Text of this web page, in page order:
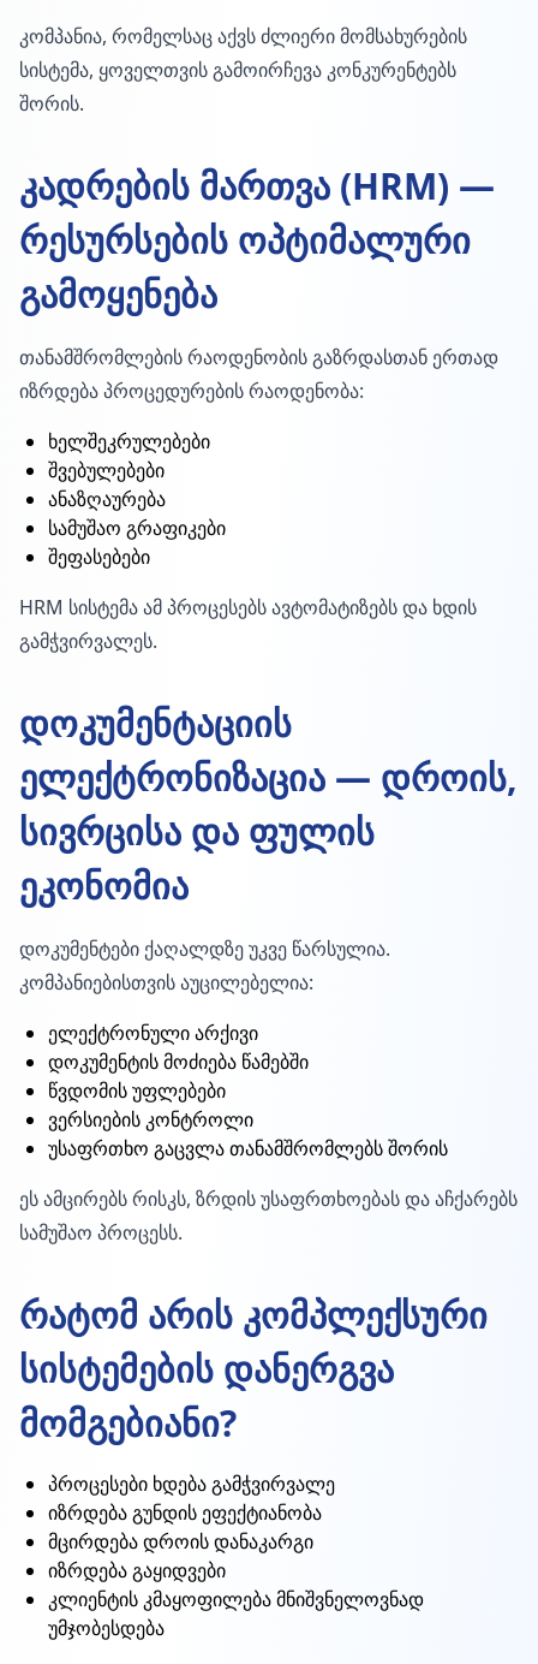
კომპანია, რომელსაც აქვს ძლიერი მომსახურების
სისტემა, ყოველთვის გამოირჩევა კონკურენტებს
შორის.
კადრების მართვა (HRM) —
რესურსების ოპტიმალური
გამოყენება
თანამშრომლების რაოდენობის გაზრდასთან ერთად
იზრდება პროცედურების რაოდენობა:
ხელშეკრულებები
შვებულებები
ანაზღაურება
სამუშაო გრაფიკები
შეფასებები
HRM სისტემა ამ პროცესებს ავტომატიზებს და ხდის
გამჭვირვალეს.
დოკუმენტაციის
ელექტრონიზაცია — დროის,
სივრცისა და ფულის
ეკონომია
დოკუმენტები ქაღალდზე უკვე წარსულია.
კომპანიებისთვის აუცილებელია:
ელექტრონული არქივი
დოკუმენტის მოძიება წამებში
წვდომის უფლებები
ვერსიების კონტროლი
უსაფრთხო გაცვლა თანამშრომლებს შორის
ეს ამცირებს რისკს, ზრდის უსაფრთხოებას და აჩქარებს
სამუშაო პროცესს.
რატომ არის კომპლექსური
სისტემების დანერგვა
მომგებიანი?
პროცესები ხდება გამჭვირვალე
იზრდება გუნდის ეფექტიანობა
მცირდება დროის დანაკარგი
იზრდება გაყიდვები
კლიენტის კმაყოფილება მნიშვნელოვნად
უმჯობესდება